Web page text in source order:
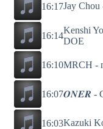
16:17Jay
16:14
Kenshi
DOE
16:10MRCH -
16:07𝑶𝑵𝑬𝑹 -
16:03Kazuki